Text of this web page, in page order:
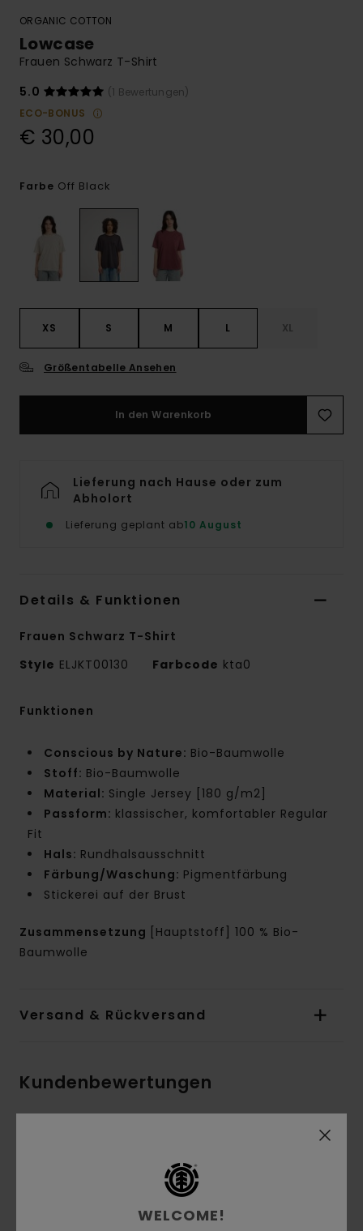
ORGANIC COTTON
Lowcase
Frauen Schwarz T-Shirt
5.0
(1 Bewertungen)
ECO-BONUS
€ 30,00
Farbe Off Black
XS S M L XL
Größentabelle Ansehen
In den Warenkorb
Lieferung nach Hause oder zum
Abholort
Lieferung geplant ab10 August
Details & Funktionen
Frauen Schwarz T-Shirt
Style ELJKT00130 Farbcode kta0
Funktionen
Conscious by Nature: Bio-Baumwolle
Stoff: Bio-Baumwolle
Material: Single Jersey [180 g/m2]
Passform: klassischer, komfortabler Regular
Fit
Hals: Rundhalsausschnitt
Färbung/Waschung: Pigmentfärbung
Stickerei auf der Brust
Zusammensetzung
[Hauptstoff] 100 % Bio-
Baumwolle
Versand & Rückversand
Kundenbewertungen
5.0
WELCOME!